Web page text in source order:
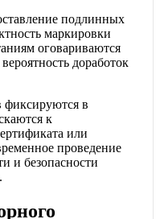
подлинных
маркировки
оговариваются
доработок
фиксируются в
к
или
проведение
и безопасности